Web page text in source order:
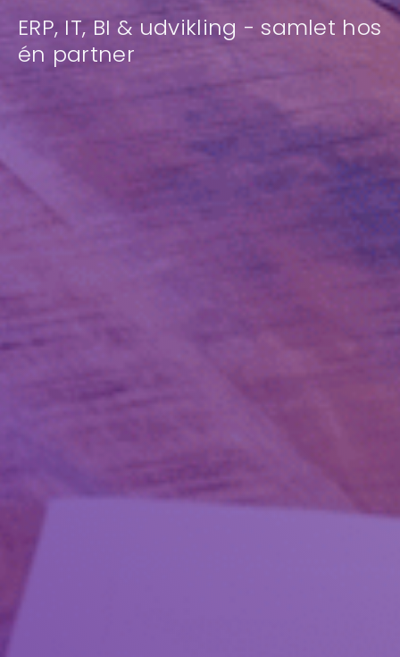
ERP, IT, BI & udvikling - samlet hos
én partner